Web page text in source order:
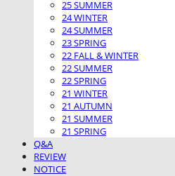
25 SUMMER
24 WINTER
24 SUMMER
23 SPRING
22 FALL & WINTER
22 SUMMER
22 SPRING
21 WINTER
21 AUTUMN
21 SUMMER
21 SPRING
Q&A
REVIEW
NOTICE